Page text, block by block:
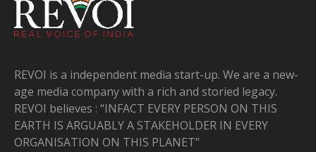
REVOI is a independent media start-up. We are a new-
age media company with a rich and storied legacy.
REVOI believes : “INFACT EVERY PERSON ON THIS
EARTH IS ARGUABLY A STAKEHOLDER IN EVERY
ORGANISATION ON THIS PLANET”